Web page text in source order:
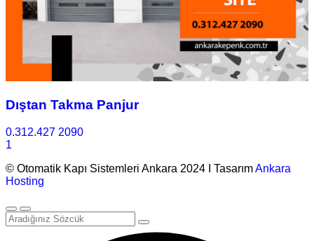
Dıştan Takma Panjur
0.312.427 2090
1
© Otomatik Kapı Sistemleri Ankara 2024 I TasarımAnkara
Hosting